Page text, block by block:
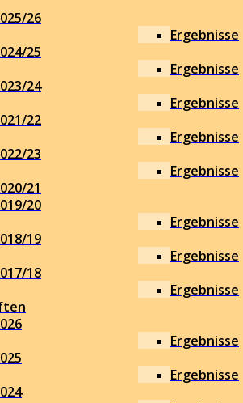
26
Ergebnisse
25
Ergebnisse
24
Ergebnisse
22
Ergebnisse
23
Ergebnisse
21
20
Ergebnisse
19
Ergebnisse
18
Ergebnisse
Ergebnisse
Ergebnisse